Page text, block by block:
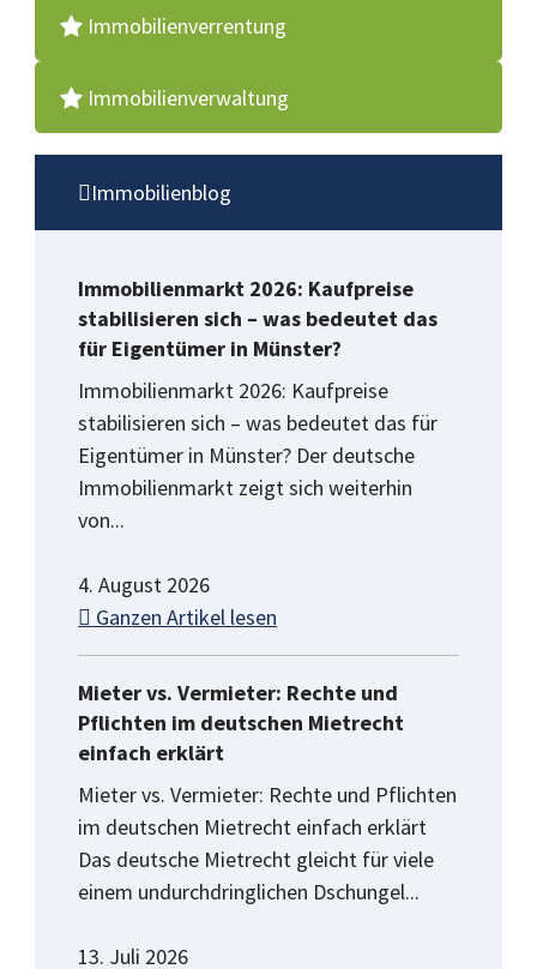
Immobilienverrentung
Immobilienverwaltung
Immobilienblog
Immobilienmarkt 2026: Kaufpreise
stabilisieren sich – was bedeutet das
für Eigentümer in Münster?
Immobilienmarkt 2026: Kaufpreise
stabilisieren sich – was bedeutet das für
Eigentümer in Münster? Der deutsche
Immobilienmarkt zeigt sich weiterhin
von...
4. August 2026
Ganzen Artikel lesen
Mieter vs. Vermieter: Rechte und
Pflichten im deutschen Mietrecht
einfach erklärt
Mieter vs. Vermieter: Rechte und Pflichten
im deutschen Mietrecht einfach erklärt
Das deutsche Mietrecht gleicht für viele
einem undurchdringlichen Dschungel...
13. Juli 2026